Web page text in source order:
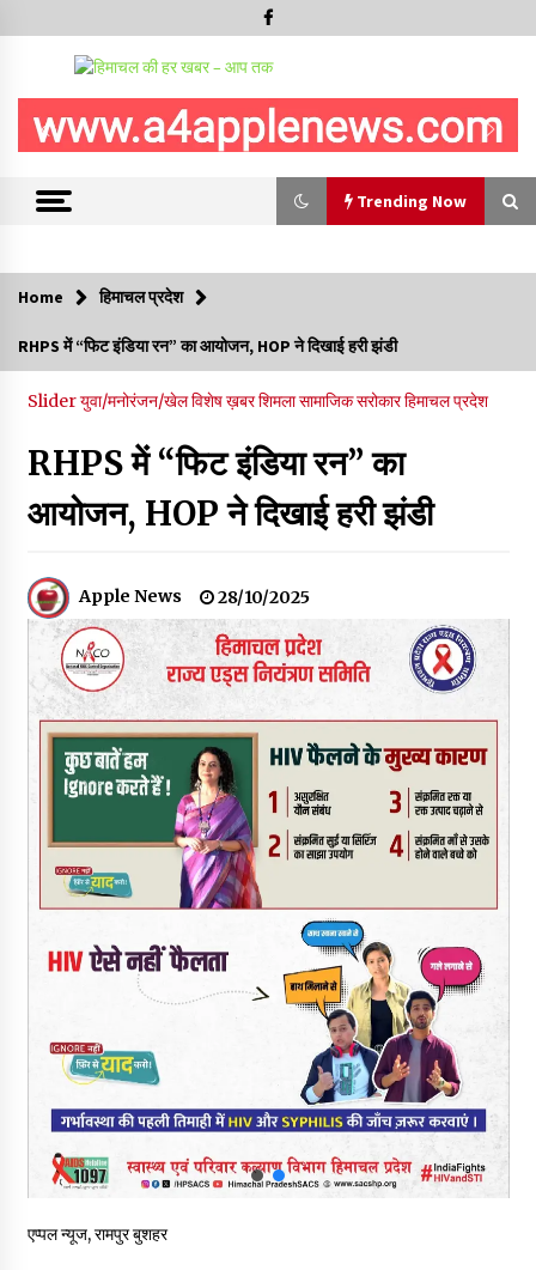
Trending Now
5 किलो अफीम डोडा/पोस्त बरामदगी मामले में कुल्लू सैंज से मुख्य सप्लायर
गिरफ्तार
सुधीर शर्मा अपनी बोल-वाणी सुधारें, हिमाचली संस्कृति के अनुरूप करें भाषा का
प्रयोग- राजेश धर्माणी
08/08/2026
08/08/2026
चंबा के बैरागढ़ में दर्दनाक बस हादसा, 7 की मौत, 11 घायल, राज्यपाल CM व
कुलदीप पठानिया सहित नेताओं ने जताया शोक
08/08/2026
चंबा में बड़ा बस सड़क हादसा, 3 की मौत कई गंभीर घायल, बैरागढ़ से चंबा आ
रही थी निजी बस शर्मा कोच
08/08/2026
चौपाल विधायक पर BDC सदस्य राजेश रढाइक का तीखा हमला, मांगा
इस्तीफा
हमीरपुर के बड़सर में मनाया जाएगा राज्यस्तरीय स्वतंत्रता दिवस समारोह, CM
सुक्खू करेंगे ध्वजारोहण
वन विभाग के एक हजार खिलाड़ी रामपुर में दिखाएंगे जौहर, 11 से 13 सितंबर
तक आयोजित होगी 27वीं वार्षिक खेलकूद प्रतियोगिता
की तोड़ी कमर- संदीपनी
Home हिमाचल प्रदेश
RHPS में “फिट इंडिया रन” का आयोजन, HOP ने दिखाई हरी झंडी
Sliderयुवा/मनोरंजन/खेलविशेष ख़बरशिमलासामाजिक सरोकारहिमाचल प्रदेश
RHPS में “फिट इंडिया रन” का
आयोजन, HOP ने दिखाई हरी झंडी
Apple News 28/10/2025
एप्पल न्यूज, रामपुर बुशहर